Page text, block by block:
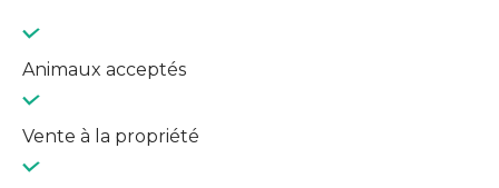
Animaux acceptés
Vente à la propriété